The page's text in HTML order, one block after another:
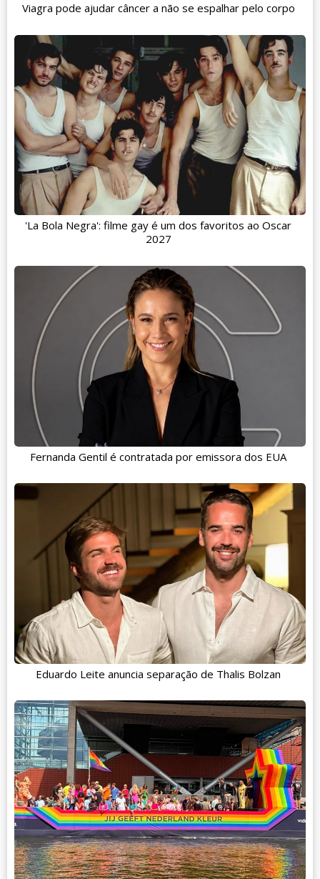
Viagra pode ajudar câncer a não se espalhar pelo corpo
'La Bola Negra': filme gay é um dos favoritos ao Oscar
2027
Fernanda Gentil é contratada por emissora dos EUA
Eduardo Leite anuncia separação de Thalis Bolzan